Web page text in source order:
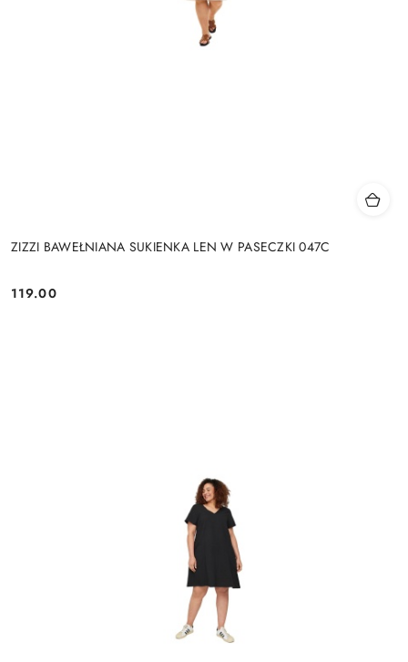
ZIZZI BAWEŁNIANA SUKIENKA LEN W PASECZKI 047C
Cena:
119.00